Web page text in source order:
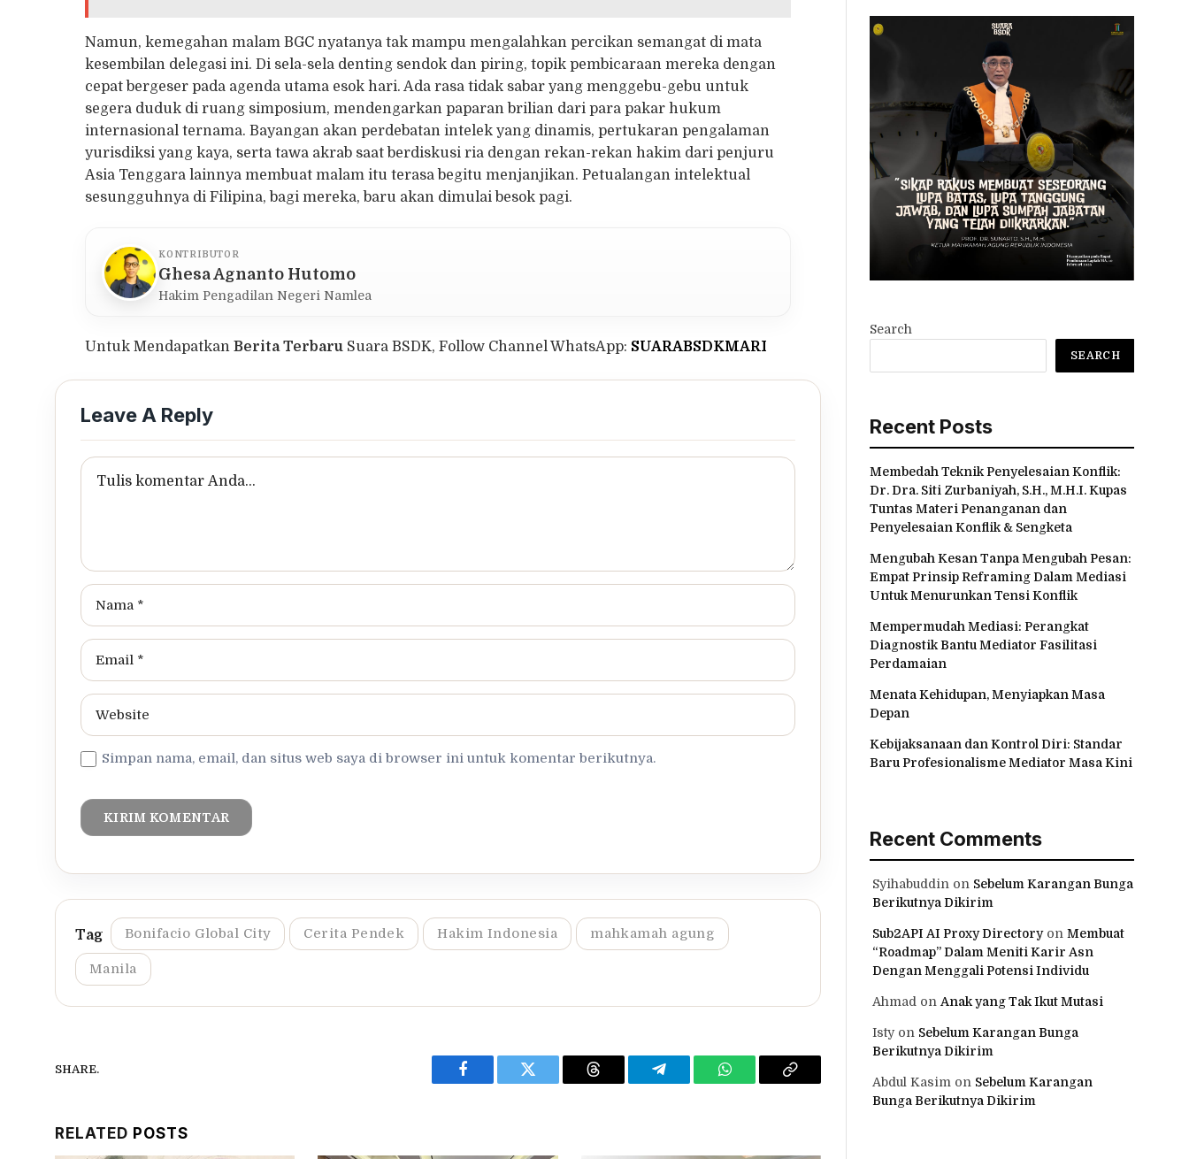
Namun, kemegahan malam BGC nyatanya tak mampu mengalahkan percikan semangat di mata
kesembilan delegasi ini. Di sela-sela denting sendok dan piring, topik pembicaraan mereka dengan
cepat bergeser pada agenda utama esok hari. Ada rasa tidak sabar yang menggebu-gebu untuk
segera duduk di ruang simposium, mendengarkan paparan brilian dari para pakar hukum
internasional ternama. Bayangan akan perdebatan intelek yang dinamis, pertukaran pengalaman
yurisdiksi yang kaya, serta tawa akrab saat berdiskusi ria dengan rekan-rekan hakim dari penjuru
Asia Tenggara lainnya membuat malam itu terasa begitu menjanjikan. Petualangan intelektual
sesungguhnya di Filipina, bagi mereka, baru akan dimulai besok pagi.
KONTRIBUTOR
Ghesa Agnanto Hutomo
Hakim Pengadilan Negeri Namlea
Untuk MendapatkanBerita Terbaru Suara BSDK, Follow Channel WhatsApp: SUARABSDKMARI
Leave A Reply
Simpan nama, email, dan situs web saya di browser ini untuk komentar berikutnya.
Bonifacio Global City Cerita Pendek Hakim Indonesia mahkamah agung
Manila
SHARE.
Facebook Twitter Threads Telegram WhatsAppCopy
RELATED POSTS
Search
SEARCH
Recent Posts
Membedah Teknik Penyelesaian Konflik:
Dr. Dra. Siti Zurbaniyah, S.H., M.H.I. Kupas
Tuntas Materi Penanganan dan
Penyelesaian Konflik & Sengketa
Mengubah Kesan Tanpa Mengubah Pesan:
Empat Prinsip Reframing Dalam Mediasi
Untuk Menurunkan Tensi Konflik
Mempermudah Mediasi: Perangkat
Diagnostik Bantu Mediator Fasilitasi
Perdamaian
Menata Kehidupan, Menyiapkan Masa
Depan
Kebijaksanaan dan Kontrol Diri: Standar
Baru Profesionalisme Mediator Masa Kini
Recent Comments
Syihabuddin on Sebelum Karangan Bunga
Berikutnya Dikirim
Sub2API AI Proxy Directoryon Membuat
“Roadmap” Dalam Meniti Karir Asn
Dengan Menggali Potensi Individu
Ahmad on Anak yang Tak Ikut Mutasi
Istyon Sebelum Karangan Bunga
Berikutnya Dikirim
Abdul Kasim on Sebelum Karangan
Bunga Berikutnya Dikirim